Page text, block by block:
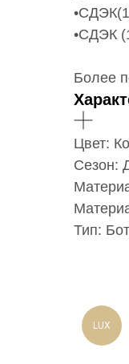
•СДЭК
Более
Цвет:
Сезон:
Тип:
LUX